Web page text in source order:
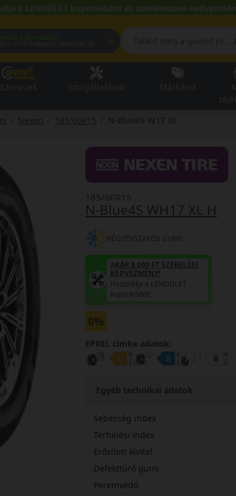
a LENDÜLET kuponkódot és szereltessen
Nexen 185/60R15
N-Blue4S WH17 XL H
185/60R15
NÉGYÉVSZAKOS GUMI
AKÁR 8.000 FT SZERELÉSI
KEDVEZMÉNY!
Használja a LENDÜLET
kuponkódot!
0%
EPREL cimke adatok:
Egyéb technikai adatok
Sebesség index
Terhelési index
Erősített kivitel
Defekttűrő gumi
Peremvédő